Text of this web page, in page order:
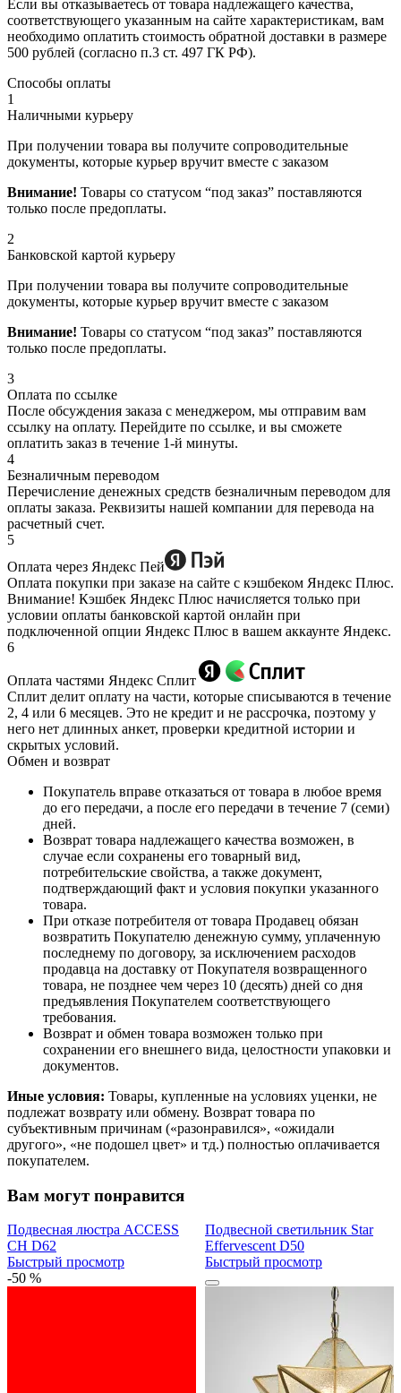
Если вы отказываетесь от товара надлежащего качества,
соответствующего указанным на сайте характеристикам, вам
необходимо оплатить стоимость обратной доставки в размере
500 рублей (согласно п.3 ст. 497 ГК РФ).
Способы оплаты
1
Наличными курьеру
При получении товара вы получите сопроводительные
документы, которые курьер вручит вместе с заказом
Внимание! Товары со статусом “под заказ” поставляются
только после предоплаты.
2
Банковской картой курьеру
При получении товара вы получите сопроводительные
документы, которые курьер вручит вместе с заказом
Внимание! Товары со статусом “под заказ” поставляются
только после предоплаты.
3
Оплата по ссылке
После обсуждения заказа с менеджером, мы отправим вам
ссылку на оплату. Перейдите по ссылке, и вы сможете
оплатить заказ в течение 1-й минуты.
4
Безналичным переводом
Перечисление денежных средств безналичным переводом для
оплаты заказа. Реквизиты нашей компании для перевода на
расчетный счет.
5
Оплата через Яндекс Пей
Оплата покупки при заказе на сайте с кэшбеком Яндекс Плюс.
Внимание! Кэшбек Яндекс Плюс начисляется только при
условии оплаты банковской картой онлайн при
подключенной опции Яндекс Плюс в вашем аккаунте Яндекс.
6
Оплата частями Яндекс Сплит
Сплит делит оплату на части, которые списываются в течение
2, 4 или 6 месяцев. Это не кредит и не рассрочка, поэтому у
него нет длинных анкет, проверки кредитной истории и
скрытых условий.
Обмен и возврат
Покупатель вправе отказаться от товара в любое время
до его передачи, а после его передачи в течение 7 (семи)
дней.
Возврат товара надлежащего качества возможен, в
случае если сохранены его товарный вид,
потребительские свойства, а также документ,
подтверждающий факт и условия покупки указанного
товара.
При отказе потребителя от товара Продавец обязан
возвратить Покупателю денежную сумму, уплаченную
последнему по договору, за исключением расходов
продавца на доставку от Покупателя возвращенного
товара, не позднее чем через 10 (десять) дней со дня
предъявления Покупателем соответствующего
требования.
Возврат и обмен товара возможен только при
сохранении его внешнего вида, целостности упаковки и
документов.
Иные условия: Товары, купленные на условиях уценки, не
подлежат возврату или обмену. Возврат товара по
субъективным причинам («разонравился», «ожидали
другого», «не подошел цвет» и тд.) полностью оплачивается
покупателем.
Вам могут понравится
Подвесная люстра ACCESS
CH D62
Быстрый просмотр
-50 %
Подвесной светильник Star
Effervescent D50
Быстрый просмотр